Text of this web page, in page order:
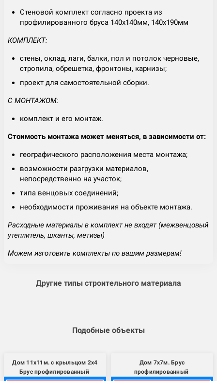
Стеновой комплект согласно проекта из
профилированного бруса 140х140мм, 140х190мм
КОМПЛЕКТ:
стены, оклад, лаги, балки, пол и потолок черновые,
стропила, обрешетка, фронтоны, карнизы;
проект для самостоятельной сборки.
С МОНТАЖОМ:
комплект и его монтаж.
Стоимость монтажа может меняться, в зависимости от:
географического расположения места монтажа;
возможности разгрузки материалов,
непосредственно на участок;
типа венцовых соединений;
необходимости проживания на объекте монтажа.
Расходные материалы в комплект не входят (межвенцовый
утеплитель, шканты, метизы)
Можем изготовить комплекты по вашим размерам!
Другие типы строительного материала
Подобные объекты
Дом 11х11м. с крыльцом 2х4
Брус профилированный
Дом 7х7м. Брус
профилированный